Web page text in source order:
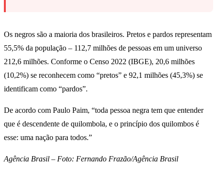
Os negros são a maioria dos brasileiros. Pretos e pardos representam
55,5% da população – 112,7 milhões de pessoas em um universo
212,6 milhões. Conforme o Censo 2022 (IBGE), 20,6 milhões
(10,2%) se reconhecem como “pretos” e 92,1 milhões (45,3%) se
identificam como “pardos”.
De acordo com Paulo Paim, “toda pessoa negra tem que entender
que é descendente de quilombola, e o princípio dos quilombos é
esse: uma nação para todos.”
Agência Brasil – Foto: Fernando Frazão/Agência Brasil